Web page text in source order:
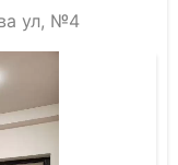
ул, №4